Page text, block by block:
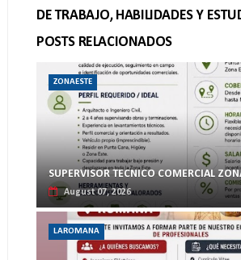
DE TRABAJO, HABILIDADES Y
POSTS RELACIONADOS
ZONAESTE
SUPERVISOR TECNICO COMERCIAL
August 07, 2026
LAROMANA